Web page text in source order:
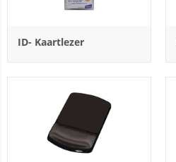
ID- Kaartlezer